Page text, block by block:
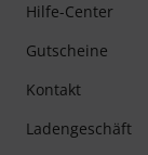
Hilfe-Center
Gutscheine
Kontakt
Ladengeschäft